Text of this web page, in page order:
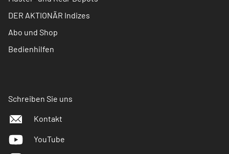
DER AKTIONÄR Indizes
Abo und Shop
Bedienhilfen
Schreiben Sie uns
Kontakt
YouTube